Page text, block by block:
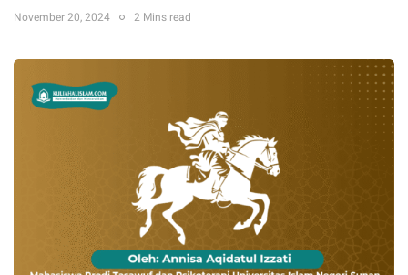
November 20, 2024 2 Mins read